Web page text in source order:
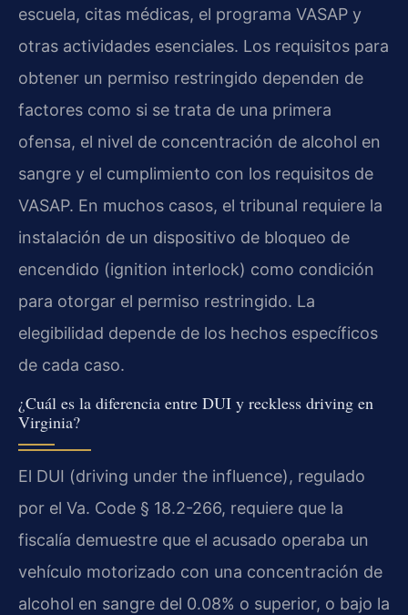
escuela, citas médicas, el programa VASAP y
otras actividades esenciales. Los requisitos para
obtener un permiso restringido dependen de
factores como si se trata de una primera
ofensa, el nivel de concentración de alcohol en
sangre y el cumplimiento con los requisitos de
VASAP. En muchos casos, el tribunal requiere la
instalación de un dispositivo de bloqueo de
encendido (ignition interlock) como condición
para otorgar el permiso restringido. La
elegibilidad depende de los hechos específicos
de cada caso.
¿Cuál es la diferencia entre DUI y reckless driving en
Virginia?
El DUI (driving under the influence), regulado
por el Va. Code § 18.2-266, requiere que la
fiscalía demuestre que el acusado operaba un
vehículo motorizado con una concentración de
alcohol en sangre del 0.08% o superior, o bajo la